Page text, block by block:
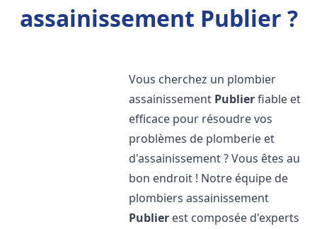
assainissement Publier ?
Vous cherchez un plombier
assainissement Publierfiable et
efficace pour résoudre vos
problèmes de plomberie et
d'assainissement ? Vous êtes au
bon endroit ! Notre équipe de
plombiers assainissement
Publier est composée d'experts